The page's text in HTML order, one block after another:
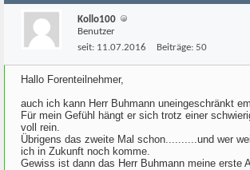
Kollo100
Benutzer
seit: 11.07.2016 Beiträge: 50
Hallo Forenteilnehmer,
auch ich kann Herr Buhmann uneingeschränkt
Für mein Gefühl hängt er sich trotz einer
voll rein.
Übrigens das zweite Mal schon..........und wer
ich in Zukunft noch komme.
Gewiss ist dann das Herr Buhmann meine erste